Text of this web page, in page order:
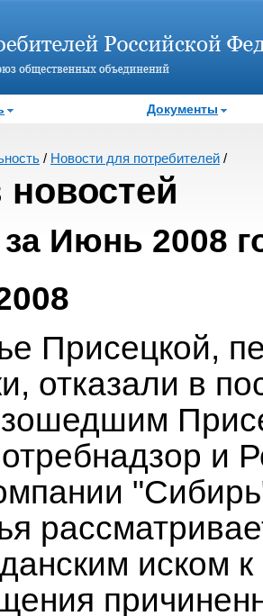
Документы
/ Новости для потребителей /
Июнь 2008
Присецкой,
отказали в
и
иском